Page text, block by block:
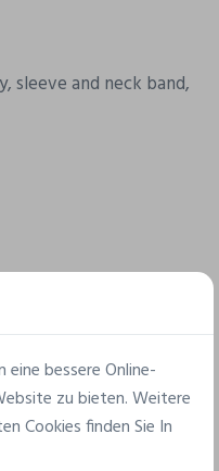
sleeve and neck band,
bessere Online-
zu bieten. Weitere
Cookies finden Sie In